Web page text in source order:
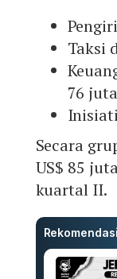
Taksi
76 juta
Secara
US$ 85
kuartal II.